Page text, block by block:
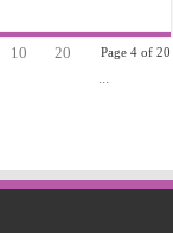
Page 4 of 20
10
20
...